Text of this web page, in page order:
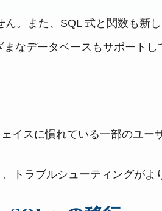
。また、SQL 式と関数も新
なデータベースもサポート
イスに慣れている一部のユー
トラブルシューティングがよ